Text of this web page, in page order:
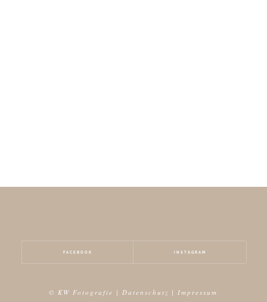
FACEBOOK INSTAGRAM
© KW Fotografie |Datenschutz |Impressum